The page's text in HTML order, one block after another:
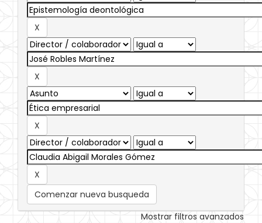
Comenzar nueva busqueda
Mostrar filtros avanzados